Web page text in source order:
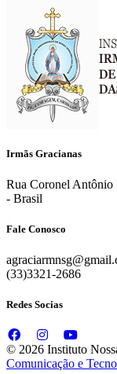
Irmãs Gracianas
Rua Coronel Antônio
- Brasil
Fale Conosco
(33)3321-2686
Redes Socias
© 2026 Instituto
Comunicação e